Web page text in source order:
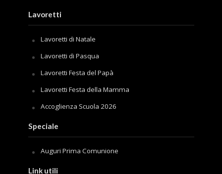
Lavoretti
Lavoretti di Natale
Lavoretti di Pasqua
Lavoretti Festa del Papà
Lavoretti Festa della Mamma
Accoglienza Scuola 2026
Speciale
Auguri Prima Comunione
Link utili